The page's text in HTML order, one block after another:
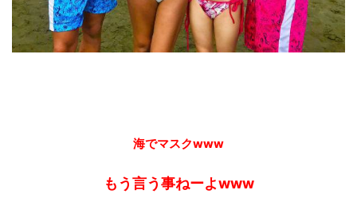
海でマスクwww
もう言う事ねーよwww